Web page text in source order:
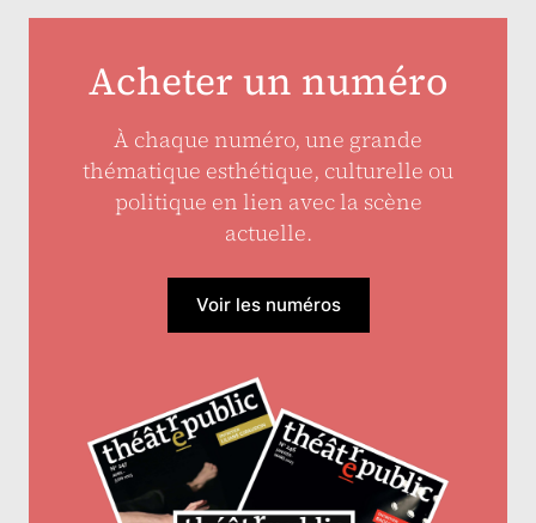
Acheter un numéro
À chaque numéro, une grande
thématique esthétique, culturelle ou
politique en lien avec la scène
actuelle.
Voir les numéros